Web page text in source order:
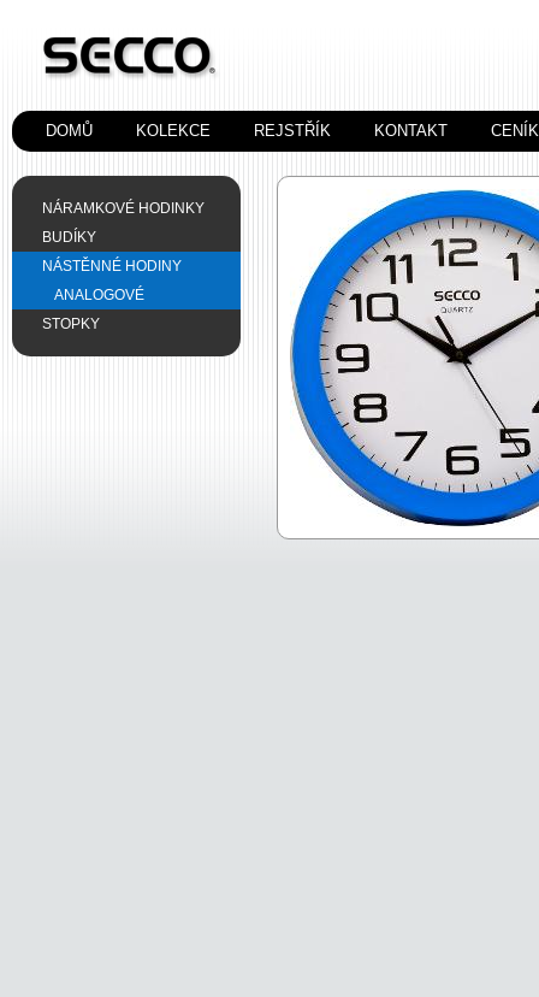
DOMŮ KOLEKCE REJSTŘÍK KONTAKT
NÁRAMKOVÉ HODINKY
BUDÍKY
NÁSTĚNNÉ HODINY
ANALOGOVÉ
STOPKY